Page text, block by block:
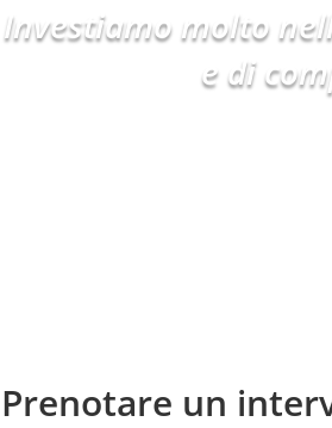
Investiamo molto
e di
Prenotare un